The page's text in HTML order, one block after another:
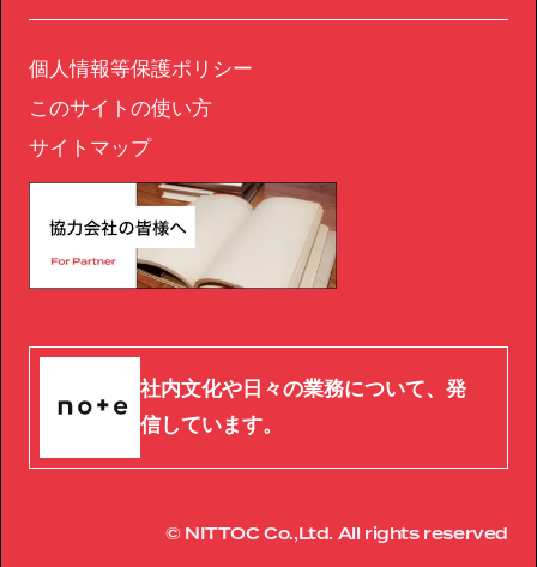
個人情報等保護ポリシー
このサイトの使い方
サイトマップ
社内文化や日々の業務について、発
信しています。
© NITTOC Co.,Ltd. All rights reserved